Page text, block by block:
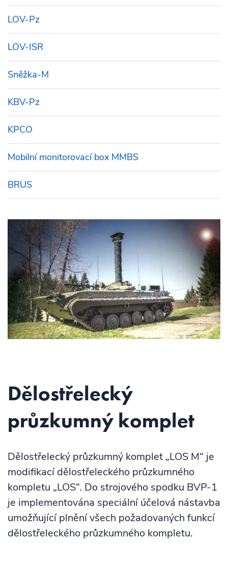
LOV-Pz
LOV-ISR
Sněžka-M
KBV-Pz
KPCO
Mobilní monitorovací box MMBS
BRUS
Dělostřelecký
průzkumný komplet
Dělostřelecký průzkumný komplet „LOS M“ je
modifikací dělostřeleckého průzkumného
kompletu „LOS“. Do strojového spodku BVP-1
je implementována speciální účelová nástavba
umožňující plnění všech požadovaných funkcí
dělostřeleckého průzkumného kompletu.